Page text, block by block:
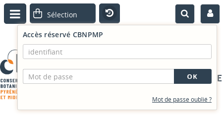
PORTAIL DOCUMENTAIRE
Accès réservé CBNPMP
Mot de passe oublié ?